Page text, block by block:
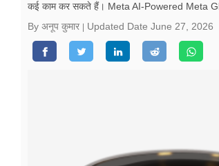
वीडियो
रिलेशनशिप
कई काम कर सकते हैं। Meta AI-Powered Meta
By अनूप कुमार
Updated Date June 27, 2026